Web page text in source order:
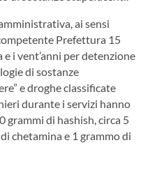
ai sensi
Prefettura 15
i vent’anni per detenzione
di sostanze
e droghe classificate
durante i servizi hanno
grammi di hashish, circa 5
chetamina e 1 grammo di